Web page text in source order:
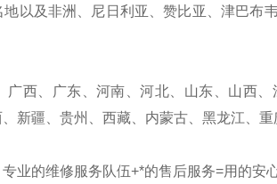
以及非洲、尼日利亚、赞比亚、津巴布
广西、广东、河南、河北、山东、山西
新疆、贵州、西藏、内蒙古、黑龙江、重
业的维修服务队伍+*的售后服务=用的安